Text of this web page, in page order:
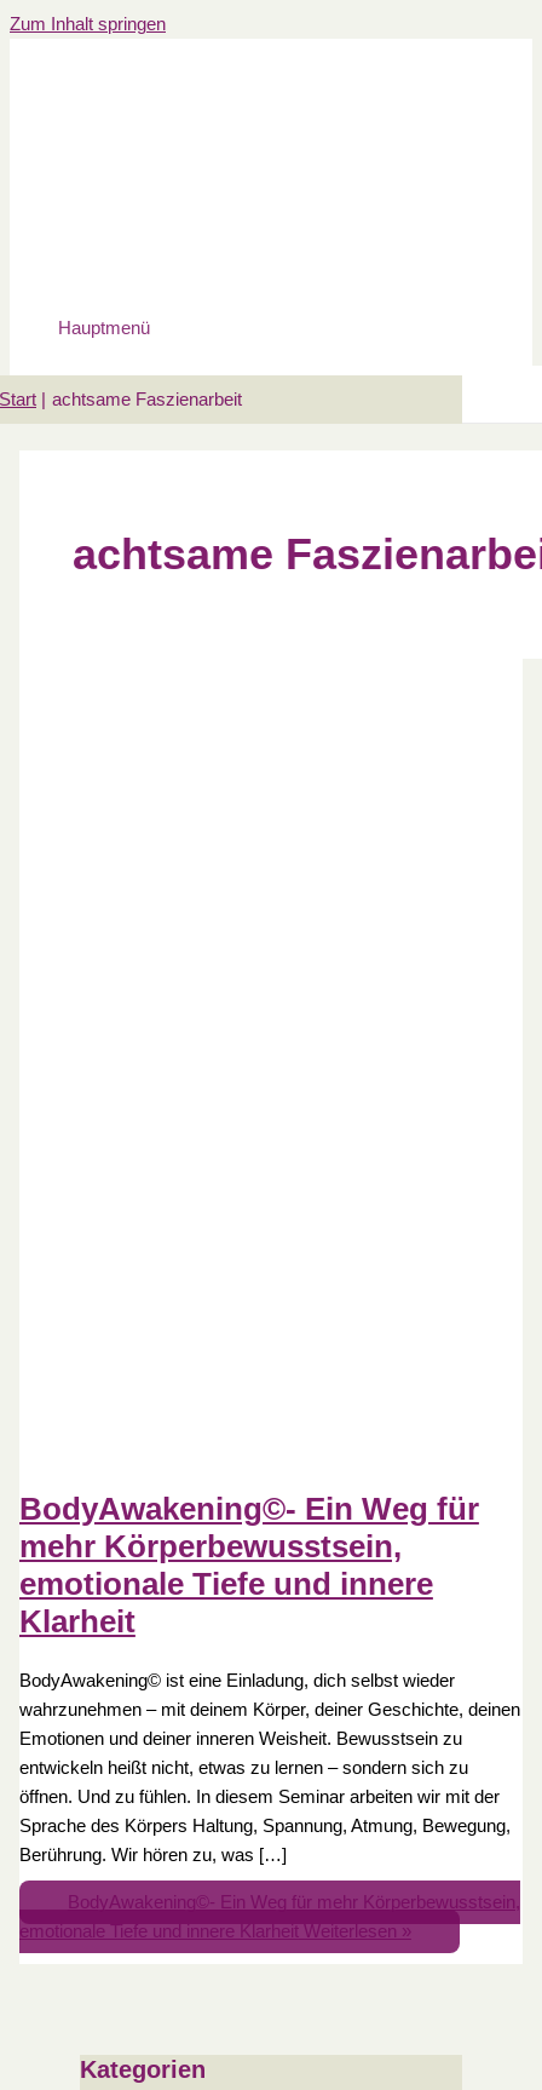
Zum Inhalt springen
Hauptmenü
Start achtsame Faszienarbeit
achtsame
BodyAwakening©- Ein Weg für
mehr Körperbewusstsein,
emotionale Tiefe und innere
Klarheit
BodyAwakening© ist eine Einladung, dich selbst wieder
wahrzunehmen – mit deinem Körper, deiner Geschichte, deinen
Emotionen und deiner inneren Weisheit. Bewusstsein zu
entwickeln heißt nicht, etwas zu lernen – sondern sich zu
öffnen. Und zu fühlen. In diesem Seminar arbeiten wir mit der
Sprache des Körpers Haltung, Spannung, Atmung, Bewegung,
Berührung. Wir hören zu, was […]
BodyAwakening©- Ein Weg für mehr Körperbewusstsein,
emotionale Tiefe und innere KlarheitWeiterlesen »
Kategorien